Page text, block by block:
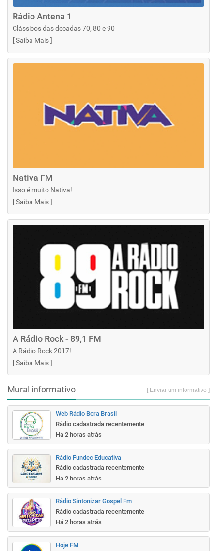
Rádio Antena 1
Clássicos das decadas 70, 80 e 90
[Saiba Mais]
Nativa FM
Isso é muito Nativa!
[Saiba Mais]
A Rádio Rock - 89,1 FM
A Rádio Rock 2017!
[Saiba Mais]
Mural informativo [ Enviar um informativo ]
Web Rádio Bora Brasil
Rádio cadastrada recentemente
Há 2 horas atrás
Rádio Fundec Educativa
Rádio cadastrada recentemente
Há 2 horas atrás
Rádio Sintonizar Gospel Fm
Rádio cadastrada recentemente
Há 2 horas atrás
Hoje FM